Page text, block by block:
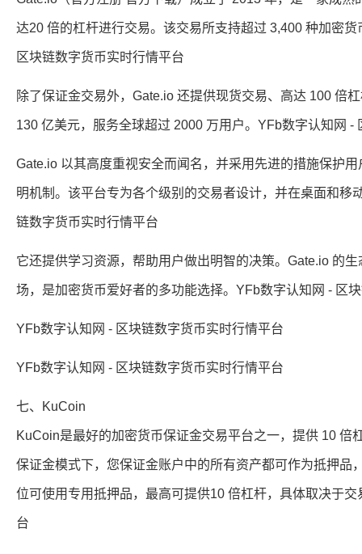
达20 倍的杠杆进行交易。该交易所支持超过 3,400 种加密
区块链数字货币实时行情平台
除了保证金交易外，Gate.io 还提供现货交易、高达 100 倍
130 亿美元，服务全球超过 2000 万用户。YFb数字认知网 -
Gate.io 以其高度重视安全而闻名，并采用先进的措施保护
明机制。该平台专为各个级别的交易者设计，并在桌面和
链数字货币实时行情平台
它还提供学习资源，帮助用户做出明智的决策。Gate.io 的
场，是加密货币爱好者的多功能选择。YFb数字认知网 - 区
YFb数字认知网 - 区块链数字货币实时行情平台
YFb数字认知网 - 区块链数字货币实时行情平台
七、KuCoin
KuCoin是最好的加密货币保证金交易平台之一，提供 10
保证金模式下，您保证金账户中的所有资产都可作为抵押品
位可使用专用抵押品，最高可提供10 倍杠杆，具体取决于
台